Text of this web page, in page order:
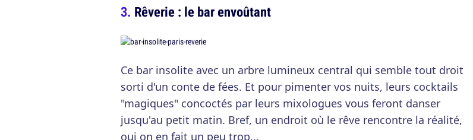
Rêverie : le bar envoûtant
Ce bar insolite avec un arbre lumineux central qui semble tout droit
sorti d'un conte de fées. Et pour pimenter vos nuits, leurs cocktails
"magiques" concoctés par leurs mixologues vous feront danser
jusqu'au petit matin. Bref, un endroit où le rêve rencontre la réalité,
oui on en fait un peu trop...